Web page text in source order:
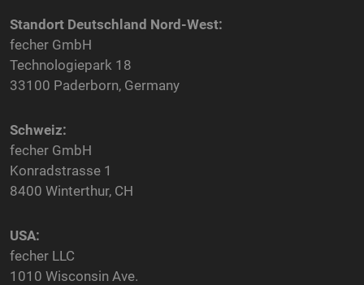
Standort Deutschland Nord-West:
fecher GmbH
Technologiepark 18
33100 Paderborn, Germany
Schweiz:
fecher GmbH
Konradstrasse 1
8400 Winterthur, CH
USA:
fecher LLC
1010 Wisconsin Ave.